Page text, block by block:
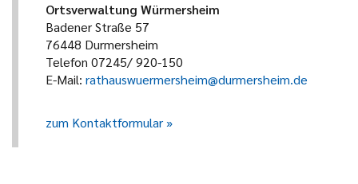
Ortsverwaltung Würmersheim
Badener Straße 57
76448 Durmersheim
Telefon 07245/ 920-150
E-Mail: rathauswuermersheim@durmersheim.de
zum Kontaktformular